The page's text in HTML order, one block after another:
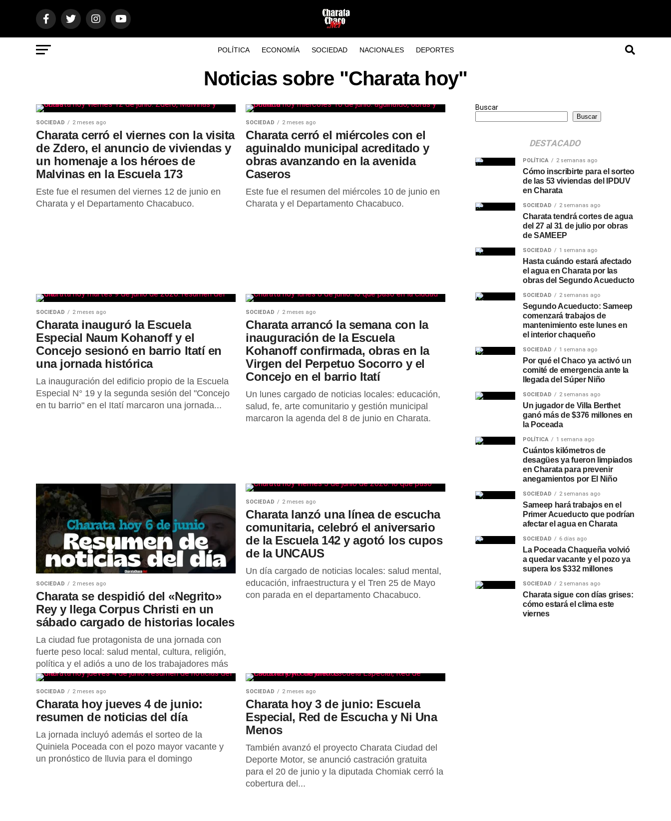
POLÍTICA ECONOMÍA SOCIEDAD NACIONALES DEPORTES
Noticias sobre "Charata hoy"
SOCIEDAD 2 meses ago
Charata cerró el viernes con la visita
de Zdero, el anuncio de viviendas y
un homenaje a los héroes de
Malvinas en la Escuela 173
Este fue el resumen del viernes 12 de junio en
Charata y el Departamento Chacabuco.
SOCIEDAD 2 meses ago
Charata cerró el miércoles con el
aguinaldo municipal acreditado y
obras avanzando en la avenida
Caseros
Este fue el resumen del miércoles 10 de junio en
Charata y el Departamento Chacabuco.
SOCIEDAD 2 meses ago
Charata inauguró la Escuela
Especial Naum Kohanoff y el
Concejo sesionó en barrio Itatí en
una jornada histórica
La inauguración del edificio propio de la Escuela
Especial N° 19 y la segunda sesión del "Concejo
en tu barrio" en el Itatí marcaron una jornada...
SOCIEDAD 2 meses ago
Charata arrancó la semana con la
inauguración de la Escuela
Kohanoff confirmada, obras en la
Virgen del Perpetuo Socorro y el
Concejo en el barrio Itatí
Un lunes cargado de noticias locales: educación,
salud, fe, arte comunitario y gestión municipal
marcaron la agenda del 8 de junio en Charata.
SOCIEDAD 2 meses ago
Charata se despidió del «Negrito»
Rey y llega Corpus Christi en un
sábado cargado de historias locales
La ciudad fue protagonista de una jornada con
fuerte peso local: salud mental, cultura, religión,
política y el adiós a uno de los trabajadores más
queridos...
SOCIEDAD 2 meses ago
Charata lanzó una línea de escucha
comunitaria, celebró el aniversario
de la Escuela 142 y agotó los cupos
de la UNCAUS
Un día cargado de noticias locales: salud mental,
educación, infraestructura y el Tren 25 de Mayo
con parada en el departamento Chacabuco.
SOCIEDAD 2 meses ago
Charata hoy jueves 4 de junio:
resumen de noticias del día
La jornada incluyó además el sorteo de la
Quiniela Poceada con el pozo mayor vacante y
un pronóstico de lluvia para el domingo
SOCIEDAD 2 meses ago
Charata hoy 3 de junio: Escuela
Especial, Red de Escucha y Ni Una
Menos
También avanzó el proyecto Charata Ciudad del
Deporte Motor, se anunció castración gratuita
para el 20 de junio y la diputada Chomiak cerró la
cobertura del...
Buscar
Buscar
DESTACADO
POLÍTICA 2 semanas ago
Cómo inscribirte para el sorteo
de las 53 viviendas del IPDUV
en Charata
SOCIEDAD 2 semanas ago
Charata tendrá cortes de agua
del 27 al 31 de julio por obras
de SAMEEP
SOCIEDAD 1 semana ago
Hasta cuándo estará afectado
el agua en Charata por las
obras del Segundo Acueducto
SOCIEDAD 2 semanas ago
Segundo Acueducto: Sameep
comenzará trabajos de
mantenimiento este lunes en
el interior chaqueño
SOCIEDAD 1 semana ago
Por qué el Chaco ya activó un
comité de emergencia ante la
llegada del Súper Niño
SOCIEDAD 2 semanas ago
Un jugador de Villa Berthet
ganó más de $376 millones en
la Poceada
POLÍTICA 1 semana ago
Cuántos kilómetros de
desagües ya fueron limpiados
en Charata para prevenir
anegamientos por El Niño
SOCIEDAD 2 semanas ago
Sameep hará trabajos en el
Primer Acueducto que podrían
afectar el agua en Charata
SOCIEDAD 6 días ago
La Poceada Chaqueña volvió
a quedar vacante y el pozo ya
supera los $332 millones
SOCIEDAD 2 semanas ago
Charata sigue con días grises:
cómo estará el clima este
viernes